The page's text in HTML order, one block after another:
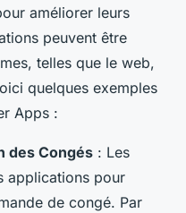
améliorer leurs
peuvent être
telles que le web,
quelques exemples
Apps :
des Congés : Les
applications pour
de congé. Par